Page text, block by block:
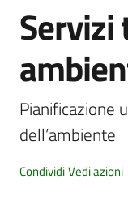
Menu selezionato
Mordano
Salta al contenuto
Pianificazione
dell’ambiente
CondividiVedi azioni